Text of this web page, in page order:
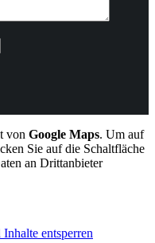
von Google Maps. Um auf
Sie auf die Schaltfläche
an Drittanbieter
entsperren